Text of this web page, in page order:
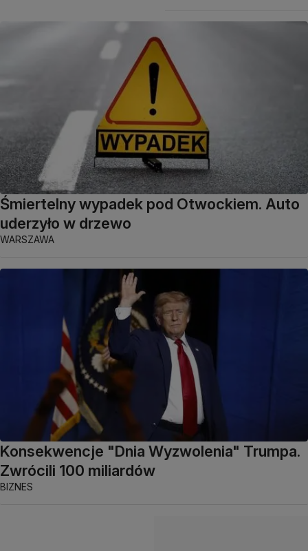
Śmiertelny wypadek pod Otwockiem. Auto
uderzyło w drzewo
WARSZAWA
Konsekwencje "Dnia Wyzwolenia" Trumpa.
Zwrócili 100 miliardów
BIZNES